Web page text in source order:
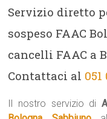
Servizio diretto
sospeso FAAC
cancelli FAAC a
Contattaci al 051
Il nostro servizio di